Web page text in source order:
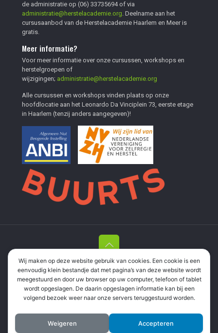
de administratie op (06) 33735694of via
administratie@herstelacademie.org. Deelname aan het
cursusaanbod van de Herstelacademie Haarlem en Meer is
gratis.
Meer informatie?
Voor meer informatie over onze cursussen, workshops en
herstelgroepen of
wijzigingen; administratie@herstelacademie.org
Alle cursussen en workshops vinden plaats op onze
hoofdlocatie aan het Leonardo Da Vinciplein 73, eerste etage
in Haarlem (tenzij anders aangegeven)!
Stichting Herstelacademie Haarlem en Meer| Leonardo Da
Vinciplein 73, 2037 RR Haarlem |
06 337 35 694|
informatie@herstelacademie.org| RSIN: 858571298 |
Privacyverklaring
Wij maken op deze website gebruik van cookies. Een cookie is een
eenvoudig klein bestandje dat met pagina’s van deze website wordt
meegestuurd en door uw browser op uw computer, telefoon of tablet
wordt opgeslagen. De daarin opgeslagen informatie kan bij een
volgend bezoek weer naar onze servers teruggestuurd worden.
Weigeren Accepteren